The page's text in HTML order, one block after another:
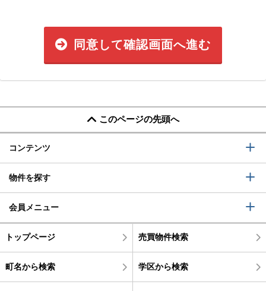
同意して確認画面へ進む
このページの先頭へ
コンテンツ
物件を探す
会員メニュー
トップページ 売買物件検索
町名から検索 学区から検索